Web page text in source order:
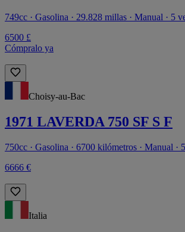
749cc · Gasolina · 29.828 millas · Manual · 5
6500 £
Cómpralo ya
Choisy-au-Bac
1971 LAVERDA 750 SF S F
750cc · Gasolina · 6700 kilómetros · Manual ·
6666 €
Italia